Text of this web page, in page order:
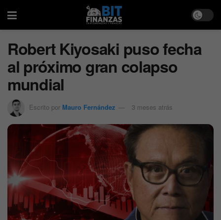
Robert Kiyosaki puso fecha
al próximo gran colapso
mundial
Escrito por Mauro Fernández 3 meses atrás